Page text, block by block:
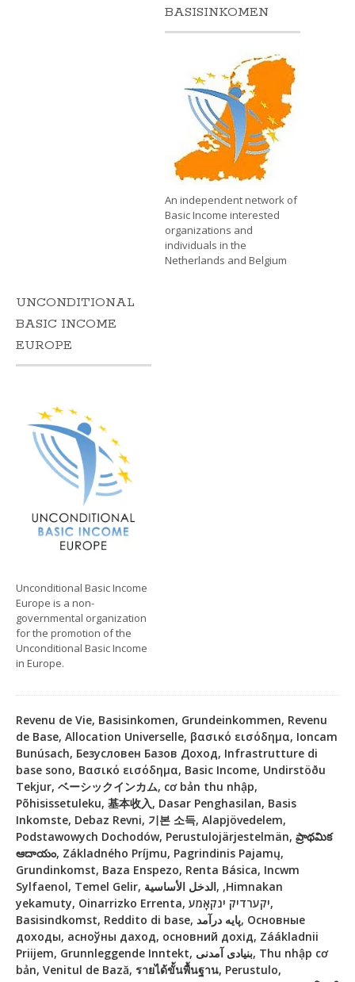
BASISINKOMEN
An independent network of
Basic Income interested
organizations and
individuals in the
Netherlands and Belgium
UNCONDITIONAL
BASIC INCOME
EUROPE
Unconditional Basic Income
Europe is a non-
governmental organization
for the promotion of the
Unconditional Basic Income
in Europe.
Revenu de Vie, Basisinkomen, Grundeinkommen, Revenu
de Base, Allocation Universelle, βασικό εισόδημα, Ioncam
Bunúsach, Безусловен Базов Доход, Infrastrutture di
base sono, Βασικό εισόδημα, Basic Income, Undirstöðu
Tekjur, ベーシックインカム, cơ bản thu nhập,
Põhisissetuleku, 基本收入, Dasar Penghasilan, Basis
Inkomste, Debaz Revni, 기본 소득, Alapjövedelem,
Podstawowych Dochodów, Perustulojärjestelmän, ప్రాథమిక
ఆదాయం, Základného Príjmu, Pagrindinis Pajamų,
Grundinkomst, Baza Enspezo, Renta Básica, Incwm
Sylfaenol, Temel Gelir, الدخل الأساسية, ,Himnakan
yekamuty, Oinarrizko Errenta, יקערדיק ינקאָמע,
Basisindkomst, Reddito di base, پایه درآمد, Основные
доходы, асноўны даход, основний дохід, Záákladnii
Priijem, Grunnleggende Inntekt, بنیادی آمدنی, Thu nhập cơ
bản, Venitul de Bază, รายได้ขั้นพื้นฐาน, Perustulo,